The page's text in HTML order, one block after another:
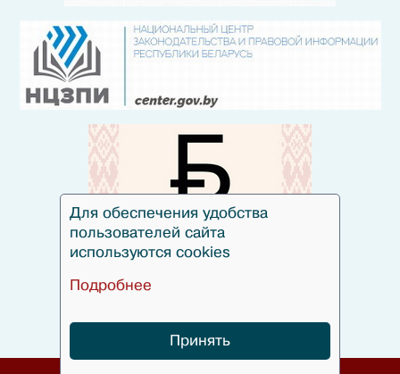
Для обеспечения удобства
пользователей сайта
используются cookies
Подробнее
Принять